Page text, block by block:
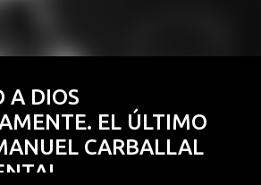
A DIOS
EL ÚLTIMO
CARBALLAL